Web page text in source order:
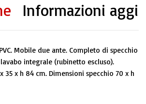
Informazioni
Mobile due ante. Completo di specchio
integrale (rubinetto escluso).
35 x h 84 cm. Dimensioni specchio 70 x h